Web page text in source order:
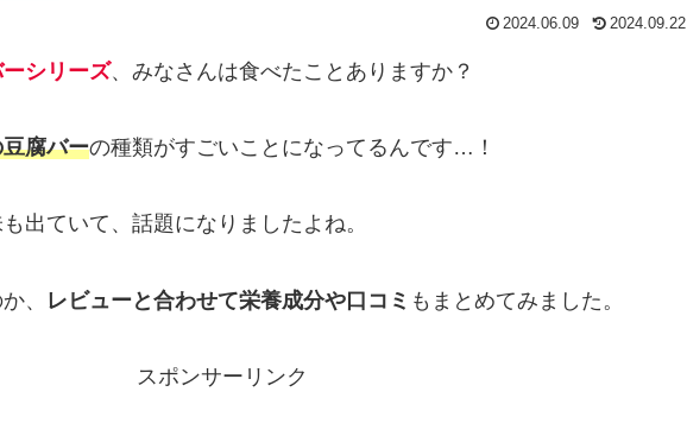
2024.06.09 2024.09.22
シリーズ、みなさんは食べたことありますか？
腐バーの種類がすごいことになってるんです…！
出ていて、話題になりましたよね。
、 レビューと合わせて栄養成分や口コミ もまとめてみました。
スポンサーリンク